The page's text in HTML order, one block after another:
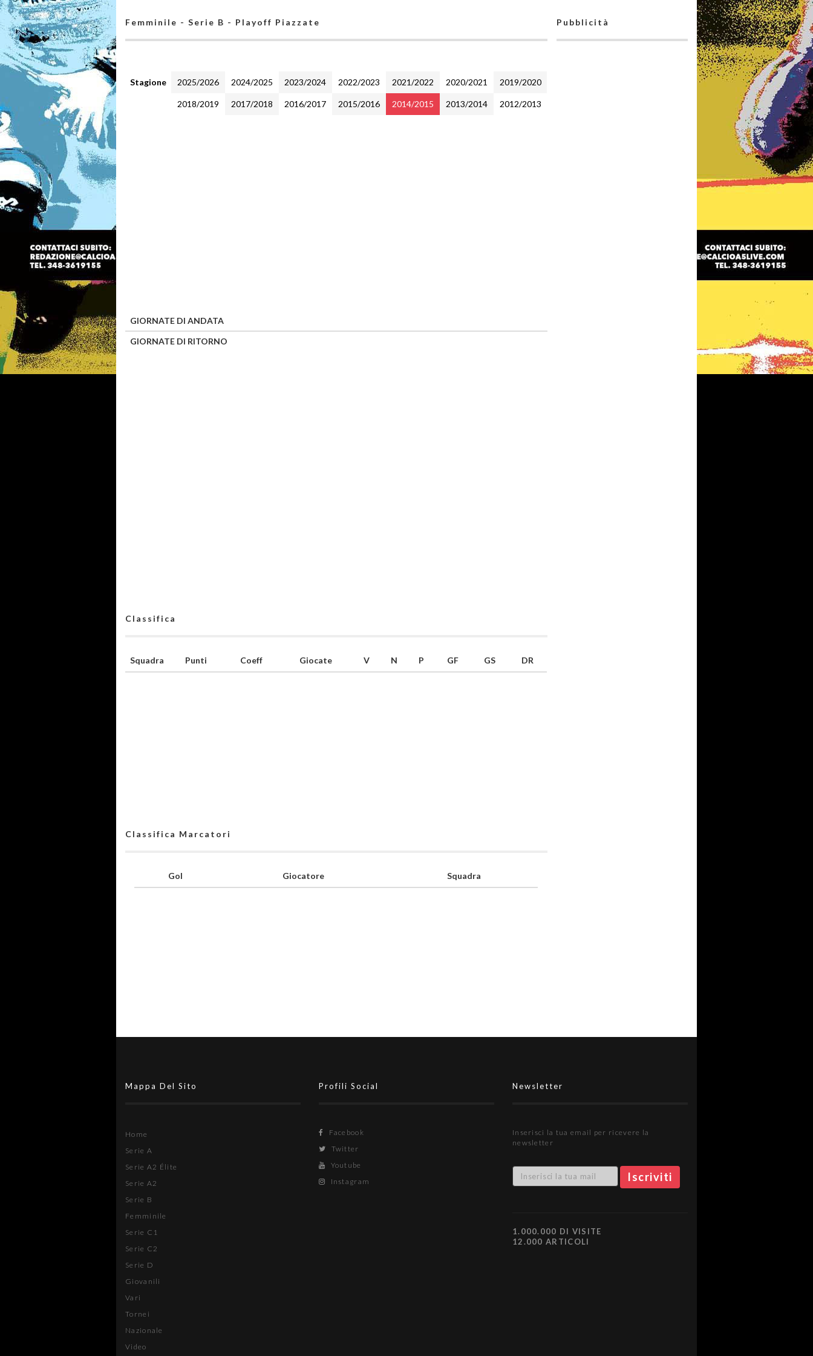
Femminile - Serie B - Playoff Piazzate
Stagione 2025/2026 2024/2025 2023/2024 2022/2023 2021/2022 2020/2021 2019/2020
2018/2019 2017/2018 2016/2017 2015/2016 2014/2015 2013/2014 2012/2013
GIORNATE DI ANDATA
GIORNATE DI RITORNO
Classifica
Squadra Punti Coeff Giocate V N P GF GS DR
Classifica Marcatori
Gol Giocatore Squadra
Pubblicità
Mappa Del Sito
Home
Serie A
Serie A2 Élite
Serie A2
Serie B
Femminile
Serie C1
Serie C2
Serie D
Giovanili
Vari
Tornei
Nazionale
Video
Profili Social
Facebook
Twitter
Youtube
Instagram
Newsletter
Inserisci la tua email per ricevere la
newsletter
1.000.000 DI VISITE
12.000 ARTICOLI